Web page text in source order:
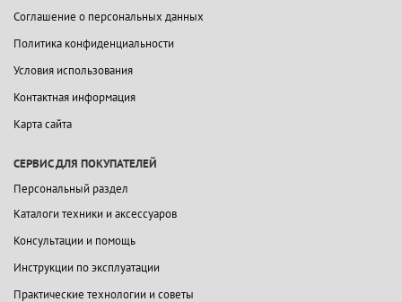
Соглашение о персональных данных
Политика конфиденциальности
Условия использования
Контактная информация
Карта сайта
СЕРВИС ДЛЯ ПОКУПАТЕЛЕЙ
Персональный раздел
Каталоги техники и аксессуаров
Консультации и помощь
Инструкции по эксплуатации
Практические технологии и советы